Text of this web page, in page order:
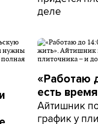
деле
«Работаю
есть
Айтишник
график у